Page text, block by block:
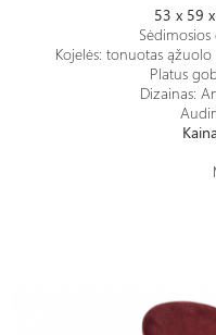
53 x 59
Sėdimosios
Kojelės: tonuotas
Platus
Dizainas: